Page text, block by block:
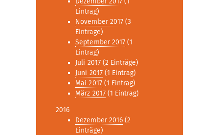
Eintrag)
November 2017 (3
Einträge)
September 2017 (1
Eintrag)
Juli 2017(2 Einträge)
Juni 2017(1 Eintrag)
Mai 2017(1 Eintrag)
März 2017(1 Eintrag)
2016
Dezember 2016 (2
Einträge)